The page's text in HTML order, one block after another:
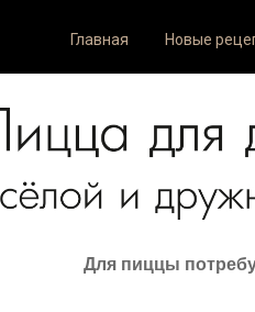
Главная Новые
Для пиццы